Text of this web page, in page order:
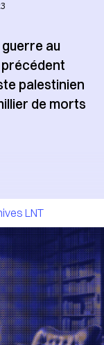
au
précédent
palestinien
de morts
LNT